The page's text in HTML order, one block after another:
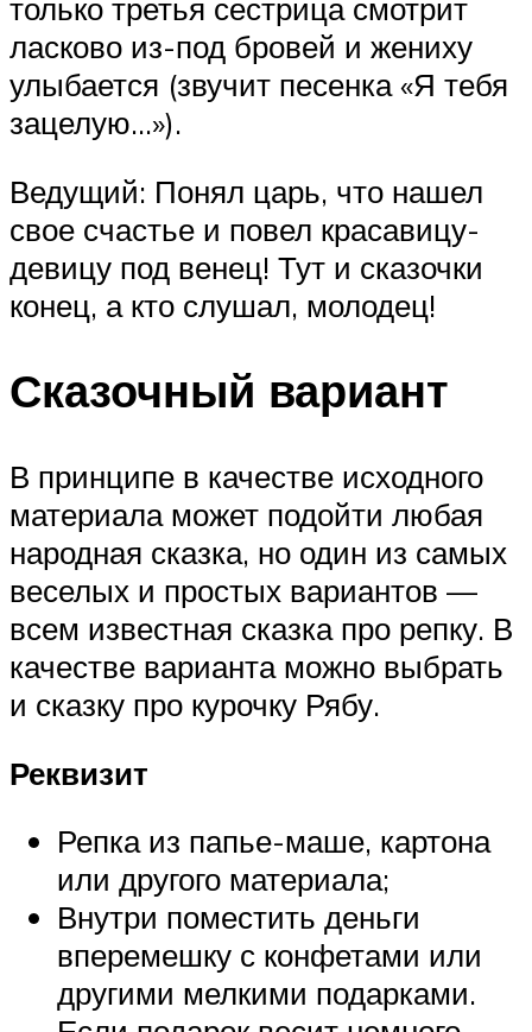
только третья сестрица смотрит
ласково из-под бровей и жениху
улыбается (звучит песенка «Я тебя
зацелую…»).
Ведущий: Понял царь, что нашел
свое счастье и повел красавицу-
девицу под венец! Тут и сказочки
конец, а кто слушал, молодец!
Сказочный вариант
В принципе в качестве исходного
материала может подойти любая
народная сказка, но один из самых
веселых и простых вариантов —
всем известная сказка про репку. В
качестве варианта можно выбрать
и сказку про курочку Рябу.
Реквизит
Репка из папье-маше, картона
или другого материала;
Внутри поместить деньги
вперемешку с конфетами или
другими мелкими подарками.